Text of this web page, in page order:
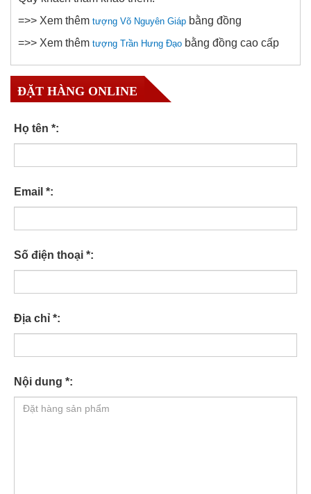
=>> Xem thêm tượng Võ Nguyên Giáp bằng đồng
=>> Xem thêm tượng Trần Hưng Đạo bằng đồng cao cấp
ĐẶT HÀNG ONLINE
Họ tên *:
Email *:
Số điện thoại *:
Địa chỉ *:
Nội dung *: